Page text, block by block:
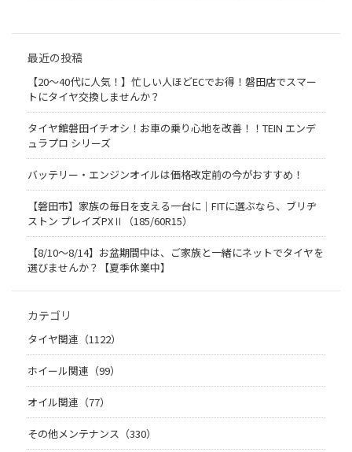
最近の投稿
【20〜40代に人気！】忙しい人ほどECでお得！磐田店でスマー
トにタイヤ交換しませんか？
タイヤ館磐田イチオシ！お車の乗り心地を改善！！TEIN エンデ
ュラプロ シリーズ
バッテリー・エンジンオイルは価格改定前の今がおすすめ！
【磐田市】家族の毎日を支える一台に｜FITに選ぶなら、ブリヂ
ストン プレイズPXⅡ（185/60R15）
【8/10～8/14】お盆期間中は、ご家族と一緒にネットでタイヤを
選びませんか？【夏季休業中】
カテゴリ
タイヤ関連（1122）
ホイール関連（99）
オイル関連（77）
その他メンテナンス（330）